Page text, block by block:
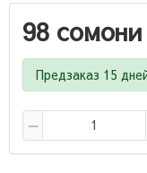
98 сомони
Предзаказ 15